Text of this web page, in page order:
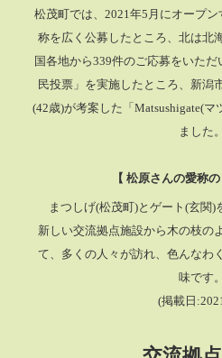
松茂町では、2021年5月にオープ
称を広く公募したところ、 北は北
国各地から339件のご応募をいた
民投票」を実施したところ、 新潟
(42歳)が考案した「Matsushigate(
ました。
【 松原さんの愛称の
まつしげ(松茂町)とゲート(玄関)
新しい交流拠点施設から木の枝の
て、多くの人々が訪れ、色んなわ
味です。
(掲載日